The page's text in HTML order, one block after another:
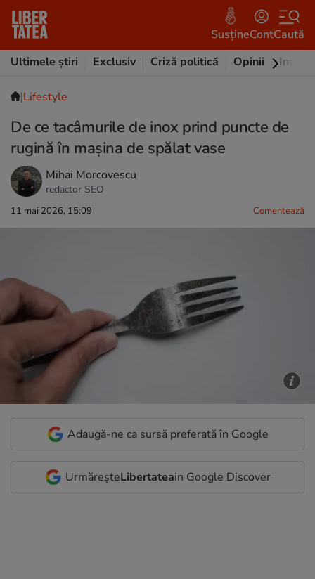
SusțineContCaută
Ultimele știri
Exclusiv Criză politică Opinii
|Lifestyle
De ce tacâmurile de inox prind puncte de
rugină în mașina de spălat vase
Mihai Morcovescu
redactor SEO
11 mai 2026, 15:09 Comentează
Adaugă-ne ca sursă preferată în Google
UrmăreșteLibertateain Google Discover